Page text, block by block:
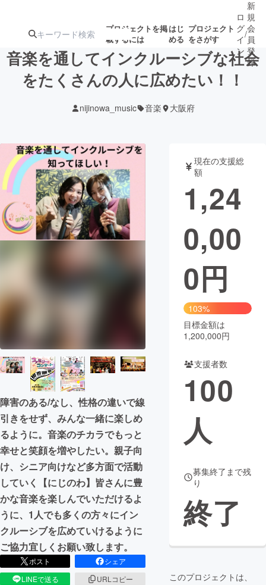
プロジェクトを掲
載するには
はじ
める
プロジェクト
をさがす
ターン
ジェクト
募集終了が近いプ
ロジェクト
アート・写真 音楽
テクノロジー・ガジェット ゲーム・サ
映像・映画
まちづくり・地域活性化
CAMPFIRE for Social Good CAMPFIRE Creation
CAMPFIREふるさと納税
コミュニティ
ロ
グ
イ
ン
/
新
規
会
員
登
録
音楽を通してインクルーシブな社会
をたくさんの人に広めたい！！
nijinowa_music 音楽 大阪府
障害のある/なし、性格の違いで線
引きをせず、みんな一緒に楽しめ
るように。音楽のチカラでもっと
幸せと笑顔を増やしたい。親子向
け、シニア向けなど多方面で活動
していく【にじのわ】皆さんに豊
かな音楽を楽しんでいただけるよ
うに、1人でも多くの方々にイン
クルーシブを広めていけるように
ご協力宜しくお願い致します。
ポスト
シェア
LINEで送る
URLコピー
現在の支援総
額
1,24
0,00
0円
103%
目標金額は
1,200,000円
支援者数
100
人
募集終了まで残
り
終了
このプロジェクトは、